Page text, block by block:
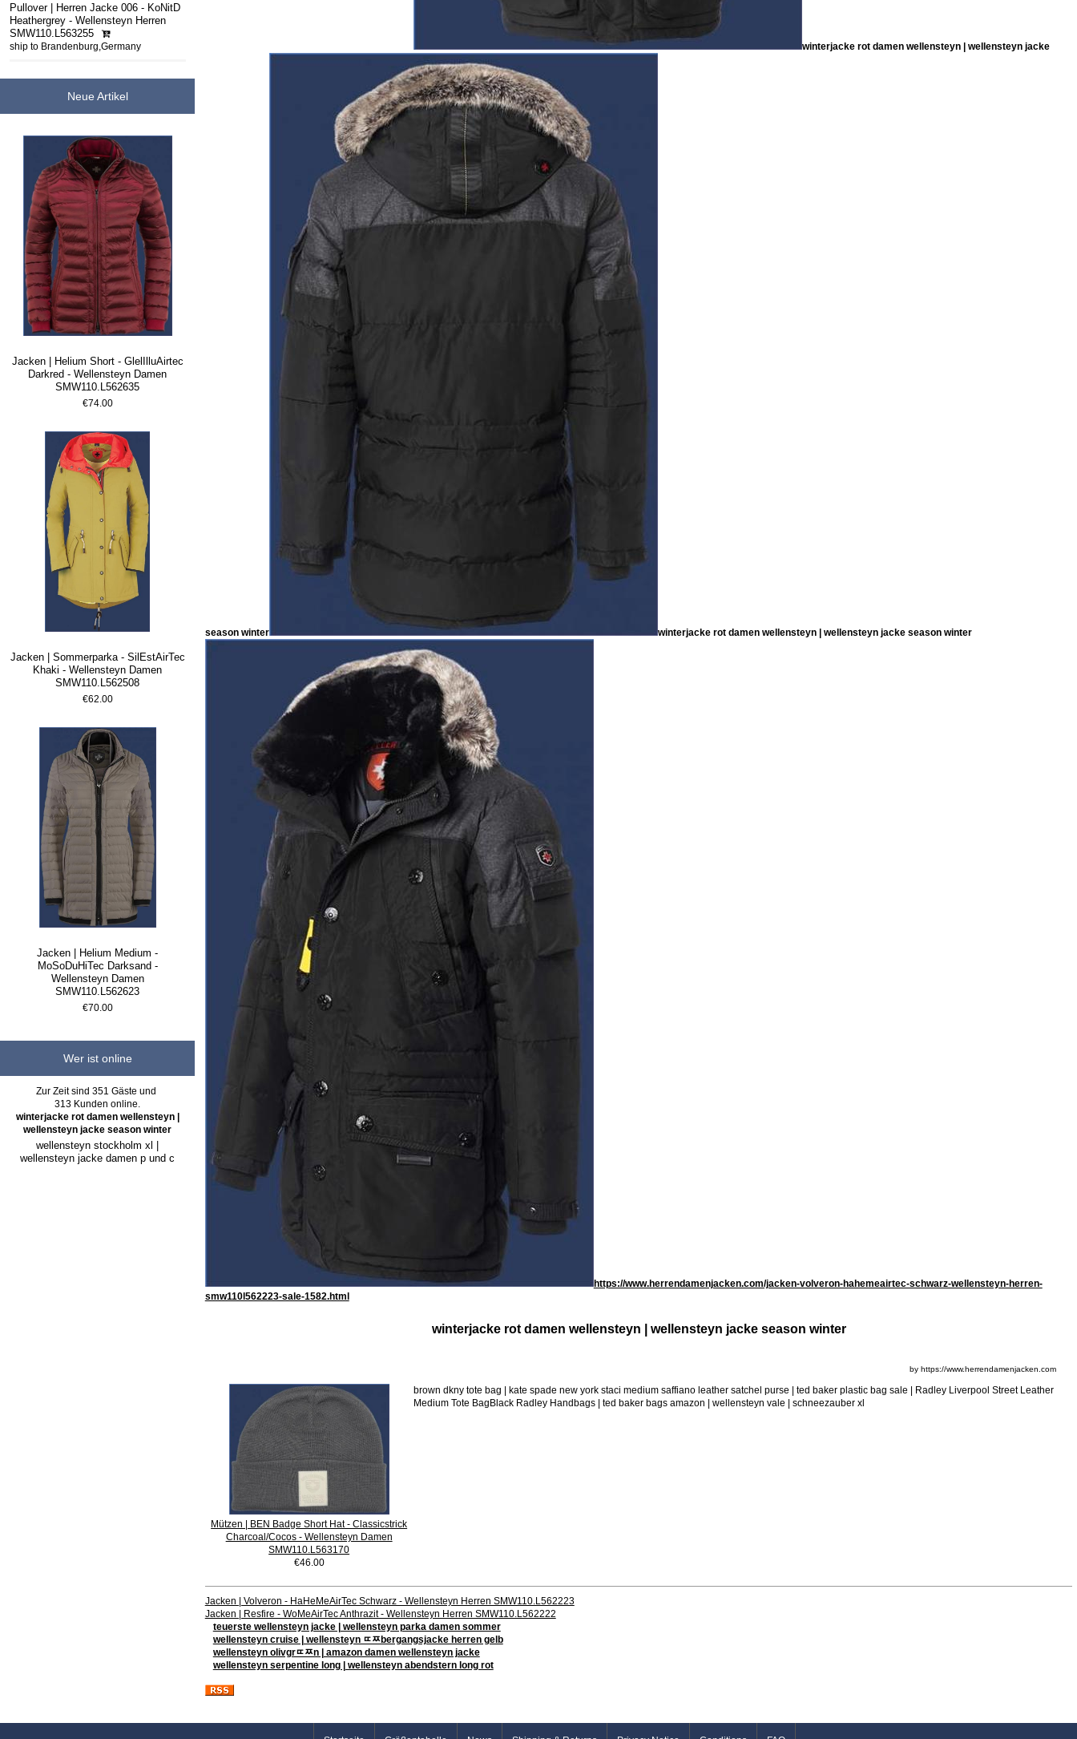
Pullover | Herren Jacke 006 - KoNitD
Heathergrey - Wellensteyn Herren
SMW110.L563255
ship to Brandenburg,Germany
Neue Artikel
Jacken | Helium Short - GlelIlluAirtec
Darkred - Wellensteyn Damen
SMW110.L562635
€74.00
Jacken | Sommerparka - SilEstAirTec
Khaki - Wellensteyn Damen
SMW110.L562508
€62.00
Jacken | Helium Medium -
MoSoDuHiTec Darksand -
Wellensteyn Damen
SMW110.L562623
€70.00
Wer ist online
Zur Zeit sind 351 Gäste und
313 Kunden online.
winterjacke rot damen wellensteyn |
wellensteyn jacke season winter
wellensteyn stockholm xl |
wellensteyn jacke damen p und c
winterjacke rot damen wellensteyn | wellensteyn jacke
season winter winterjacke rot damen wellensteyn | wellensteyn jacke season winter
https://www.herrendamenjacken.com/jacken-volveron-hahemeairtec-schwarz-wellensteyn-herren-
smw110l562223-sale-1582.html
winterjacke rot damen wellensteyn | wellensteyn jacke season winter
by https://www.herrendamenjacken.com
Mützen | BEN Badge Short Hat - Classicstrick
Charcoal/Cocos - Wellensteyn Damen
SMW110.L563170
€46.00
brown dkny tote bag | kate spade new york staci medium saffiano leather satchel purse | ted baker plastic bag sale | Radley Liverpool Street Leather
Medium Tote BagBlack Radley Handbags | ted baker bags amazon | wellensteyn vale | schneezauber xl
Jacken | Volveron - HaHeMeAirTec Schwarz - Wellensteyn Herren SMW110.L562223
Jacken | Resfire - WoMeAirTec Anthrazit - Wellensteyn Herren SMW110.L562222
teuerste wellensteyn jacke | wellensteyn parka damen sommer
wellensteyn cruise | wellensteyn ﾨﾹbergangsjacke herren gelb
wellensteyn olivgrﾨﾹn | amazon damen wellensteyn jacke
wellensteyn serpentine long | wellensteyn abendstern long rot